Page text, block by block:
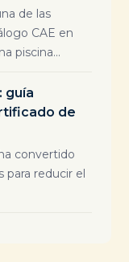
de las
CAE en
piscina...
guía
de
convertido
para reducir el